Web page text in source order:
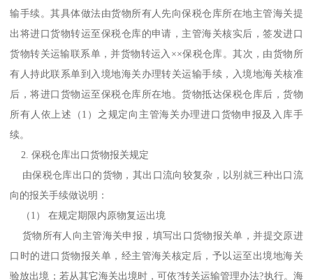
输手续。其具体做法由货物所有人先向保税仓库所在地主管海关提
出将进口货物转运至保税仓库的申请，主管海关核实后，签发进口
货物转关运输联系单，并货物转运入××保税仓库。其次，由货物所
有人持此联系单到入境地海关办理转关运输手续，入境地海关核准
后，将进口货物运至保税仓库所在地。货物抵达保税仓库后，货物
所有人依上述（1）之规定向主管海关办理进口货物申报及入库手
续。
2. 保税仓库出口货物报关规定
由保税仓库出口的货物，其出口流向较复杂，以别就三种出口流
向的报关手续做说明：
（1） 在规定期限内原物复运出境
货物所有人向主管海关申报，填写出口货物报关单，并提交原进
口时的进口货物报关单，经主管海关核定后，予以运至出境地海关
验放出境；若从其它海关出境时，可依?转关运输管理办法?执行。海